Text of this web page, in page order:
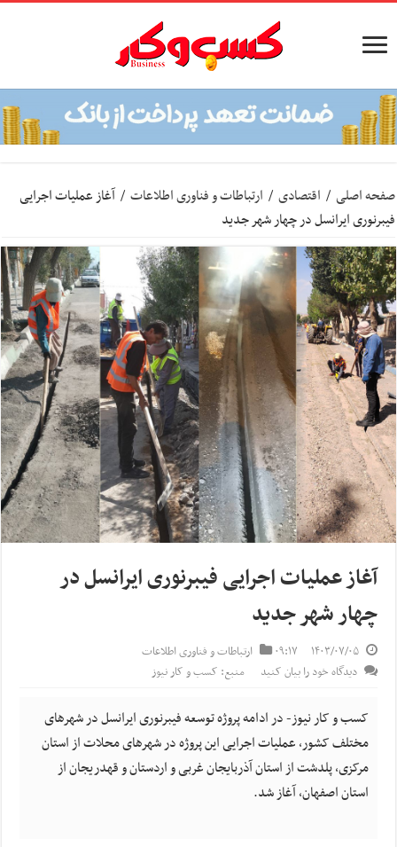
صفحه اصلی / اقتصادی / ارتباطات و فناوری اطلاعات / آغاز عملیات اجرایی
فیبرنوری ایرانسل در چهار شهر جدید
آغاز عملیات اجرایی فیبرنوری ایرانسل در
چهار شهر جدید
۱۴۰۳/۰۷/۰۵ ۰۹:۱۷
ارتباطات و فناوری اطلاعات
دیدگاه خود را بیان کنید
منبع: کسب و کار نیوز
کسب و کار نیوز- در ادامه پروژه توسعه فیبرنوری ایرانسل در شهرهای
مختلف کشور، عملیات اجرایی این پروژه در شهرهای محلات از استان
مرکزی، پلدشت از استان آذربایجان غربی و اردستان و قهدریجان از
استان اصفهان، آغاز شد.